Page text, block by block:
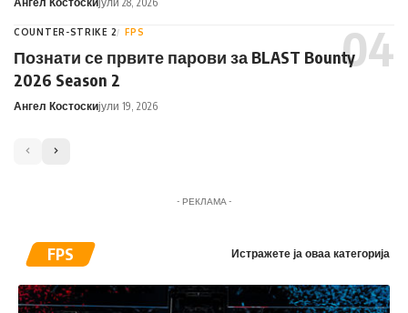
COUNTER-STRIKE 2 FPS
Познати се првите парови за BLAST Bounty
2026 Season 2
Ангел Костоскијули 19, 2026
- РЕКЛАМА -
FPS Истражете ја оваа категорија